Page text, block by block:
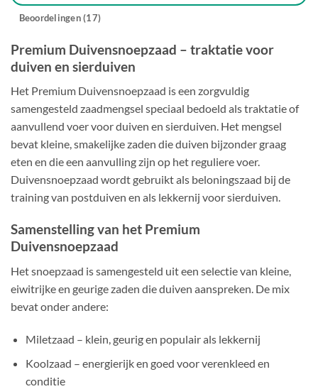
Beoordelingen (17)
Premium Duivensnoepzaad – traktatie voor
duiven en sierduiven
Het Premium Duivensnoepzaad is een zorgvuldig
samengesteld zaadmengsel speciaal bedoeld als traktatie of
aanvullend voer voor duiven en sierduiven. Het mengsel
bevat kleine, smakelijke zaden die duiven bijzonder graag
eten en die een aanvulling zijn op het reguliere voer.
Duivensnoepzaad wordt gebruikt als beloningszaad bij de
training van postduiven en als lekkernij voor sierduiven.
Samenstelling van het Premium
Duivensnoepzaad
Het snoepzaad is samengesteld uit een selectie van kleine,
eiwitrijke en geurige zaden die duiven aanspreken. De mix
bevat onder andere:
Miletzaad – klein, geurig en populair als lekkernij
Koolzaad – energierijk en goed voor verenkleed en
conditie